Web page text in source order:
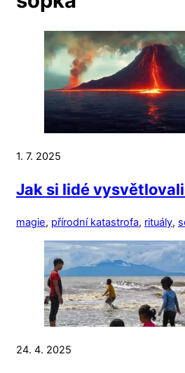
1. 7. 2025
Jak si lidé
magie, přírodní katastrofa, rituály,
24. 4. 2025